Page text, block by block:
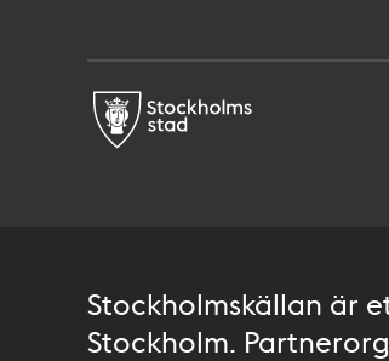
Stockholmskällan är
Stockholm.